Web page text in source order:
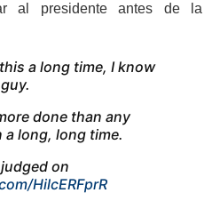
al presidente antes de la
a long time, I know
done than any
long, long time.
on
HilcERFprR